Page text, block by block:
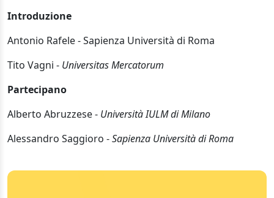
Introduzione
Antonio Rafele - Sapienza Università di Roma
Tito Vagni - Universitas Mercatorum
Partecipano
Alberto Abruzzese - Università IULM di Milano
Alessandro Saggioro -Sapienza Università di Roma